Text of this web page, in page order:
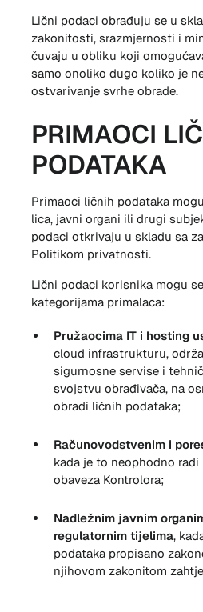
Lični podaci obrađuju se u
zakonitosti, srazmjernosti i
čuvaju u obliku koji
samo onoliko dugo koliko je
ostvarivanje svrhe obrade.
PRIMAOCI
PODATAKA
Primaoci ličnih podataka
lica, javni organi ili drugi
podaci otkrivaju u skladu sa
Politikom privatnosti.
Lični podaci korisnika mogu
kategorijama primalaca:
Pružaocima IT i hosting
cloud infrastrukturu,
sigurnosne servise i
svojstvu obrađivača, na
obradi ličnih podataka;
Računovodstvenim i
kada je to neophodno
obaveza Kontrolora;
Nadležnim javnim
regulatornim tijelima,
podataka propisano
njihovom zakonitom